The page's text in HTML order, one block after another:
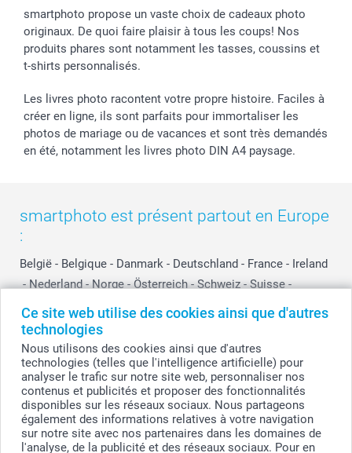
Ce site web utilise des cookies ainsi que d'autres
technologies
Nous utilisons des cookies ainsi que d'autres
technologies (telles que l'intelligence artificielle) pour
analyser le trafic sur notre site web, personnaliser nos
contenus et publicités et proposer des fonctionnalités
disponibles sur les réseaux sociaux. Nous partageons
également des informations relatives à votre navigation
sur notre site avec nos partenaires dans les domaines de
l'analyse, de la publicité et des réseaux sociaux. Pour en
smartphoto propose un vaste choix de cadeaux photo
originaux. De quoi faire plaisir à tous les coups! Nos
produits phares sont notamment les tasses, coussins et
t-shirts personnalisés.
Les livres photo racontent votre propre histoire. Faciles à
créer en ligne, ils sont parfaits pour immortaliser les
photos de mariage ou de vacances et sont très demandés
en été, notamment les livres photo DIN A4 paysage.
smartphoto est présent partout en Europe
:
België - Belgique - Danmark - Deutschland - France - Ireland
- Nederland - Norge - Österreich - Schweiz - Suisse -
Switzerland
Suomi Sverige United Kingdom
Other Countries
© smartphoto group. Tous droits réservés
Tous les prix sont en francs suisses (CHF), TVA incluse et hors frais de port.